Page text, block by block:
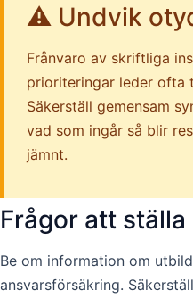
⚠️ Undvik
Frånvaro av skriftliga
prioriteringar leder ofta
Säkerställ gemensam
vad som ingår så blir
jämnt.
Frågor att
Be om information om
ansvarsförsäkring.